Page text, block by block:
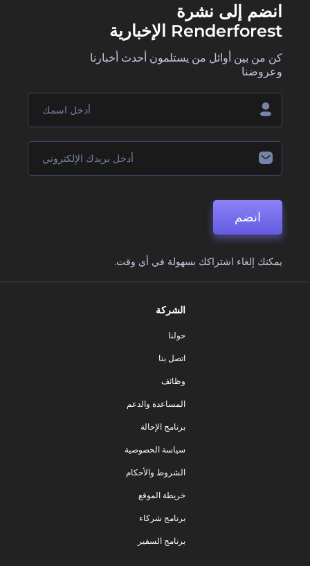
انضم إلى نشرة
Renderforest الإخبارية
كن من بين أوائل من يستلمون أحدث أخبارنا
وعروضنا
انضم
يمكنك إلغاء اشتراكك بسهولة في أي وقت.
الشركة
حولنا
اتصل بنا
وظائف
المساعدة والدعم
برنامج الإحالة
سياسة الخصوصية
الشروط والأحكام
خريطة الموقع
برنامج شركاء
برنامج السفير